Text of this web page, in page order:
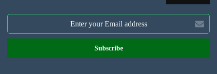
your
Email